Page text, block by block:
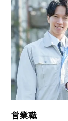
営業職